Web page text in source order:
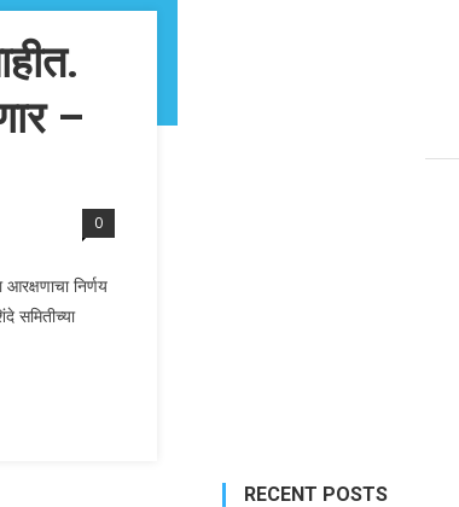
–
0
निर्णय
समितीच्या
RECENT POSTS